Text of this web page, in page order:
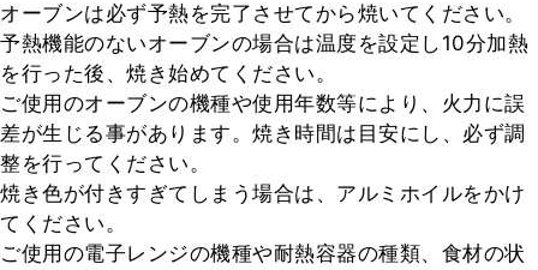
オーブンは必ず予熱を完了させてから焼いてください。
予熱機能のないオーブンの場合は温度を設定し10分加熱
を行った後、焼き始めてください。
ご使用のオーブンの機種や使用年数等により、火力に誤
差が生じる事があります。焼き時間は目安にし、必ず調
整を行ってください。
焼き色が付きすぎてしまう場合は、アルミホイルをかけ
てください。
ご使用の電子レンジの機種や耐熱容器の種類、食材の状